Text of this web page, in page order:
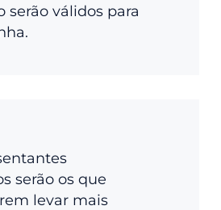
serão válidos para
serão os que
levar mais